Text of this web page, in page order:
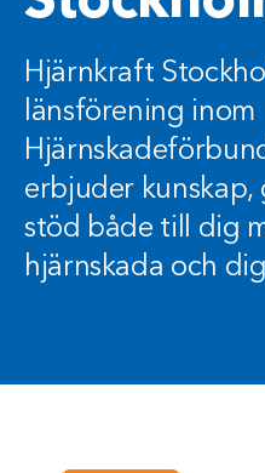
Hjärnkraft
länsförening inom
erbjuder kunskap,
stöd både till dig
hjärnskada och